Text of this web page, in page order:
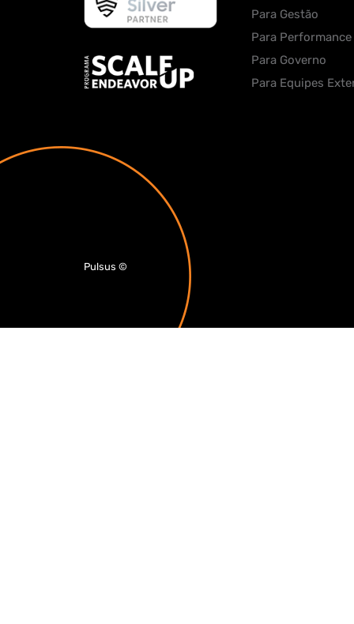
Para Gestão
Para Performance
Para Governo
Para Equipes
Pulsus ©